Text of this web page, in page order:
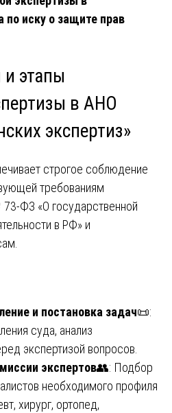
по иску о защите прав
этапы
в АНО
экспертиз»
строгое соблюдение
требованиям
ФЗ «О государственной
в РФ» и
и постановка задач📜:
суда, анализ
экспертизой вопросов.
экспертов👥: Подбор
необходимого профиля
хирург, ортопед,